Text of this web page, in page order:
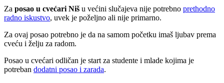
Za posao u cvećari Niš u većini slučajeva nije potrebno prethodno
radno iskustvo, uvek je poželjno ali nije primarno.
Za ovaj posao potrebno je da na samom početku imaš ljubav prema
cveću i želju za radom.
Posao u cvećari odličan je start za studente i mlade kojima je
potreban dodatni posao i zarada.